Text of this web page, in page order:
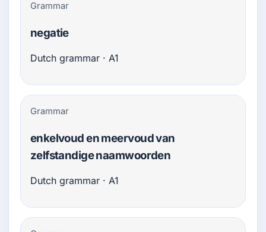
Grammar
negatie
Dutch grammar · A1
Grammar
enkelvoud en meervoud van
zelfstandige naamwoorden
Dutch grammar · A1